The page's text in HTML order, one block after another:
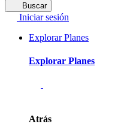
Buscar
Iniciar sesión
Explorar Planes
Explorar Planes
Atrás